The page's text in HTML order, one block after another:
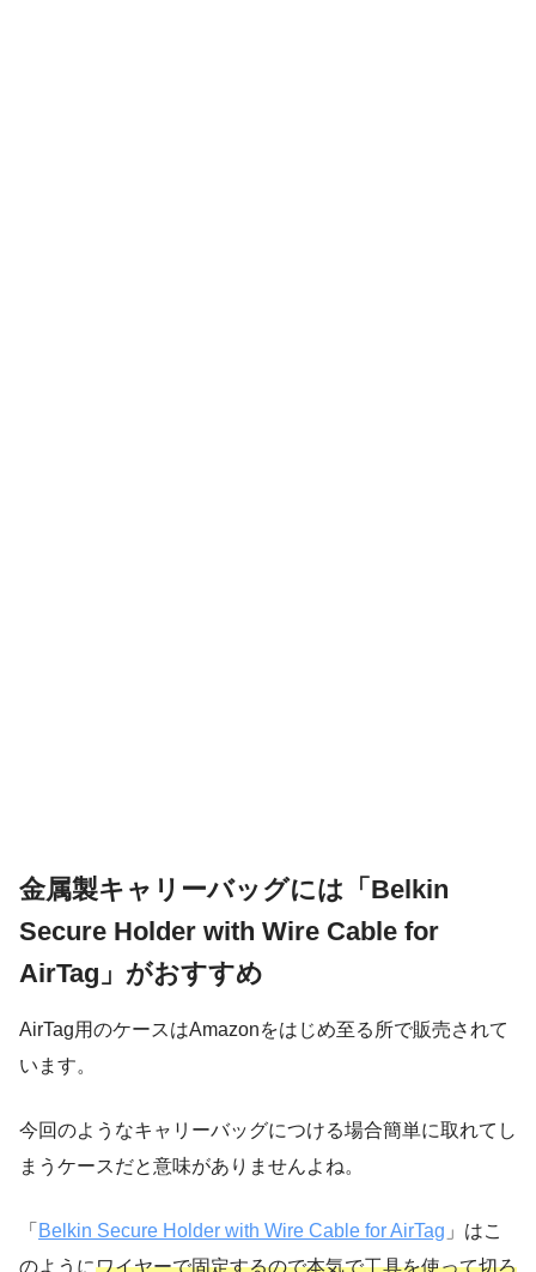
金属製キャリーバッグには「Belkin
Secure Holder with Wire Cable for
AirTag」がおすすめ
AirTag用のケースはAmazonをはじめ至る所で販売されて
います。
今回のようなキャリーバッグにつける場合簡単に取れてし
まうケースだと意味がありませんよね。
「 Belkin Secure Holder with Wire Cable for AirTag 」はこ
のようにワイヤーで固定するので本気で工具を使って切ろ